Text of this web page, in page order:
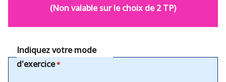
(Non valable sur le choix de 2 TP)
Indiquez votre mode
d'exercice*